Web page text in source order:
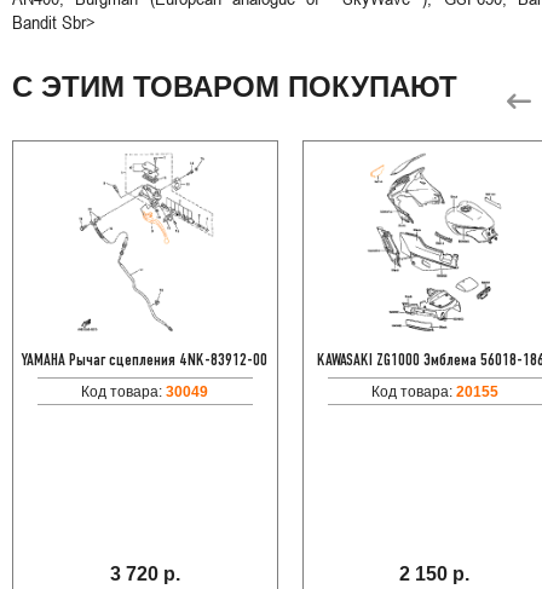
Bandit Sbr>
С ЭТИМ ТОВАРОМ ПОКУПАЮТ
YAMAHA Рычаг сцепления 4NK-83912-00
Код товара:30049
3 720 р.
KAWASAKI ZG1000 Эмблема 56018-
Код товара: 20155
2 150 р.